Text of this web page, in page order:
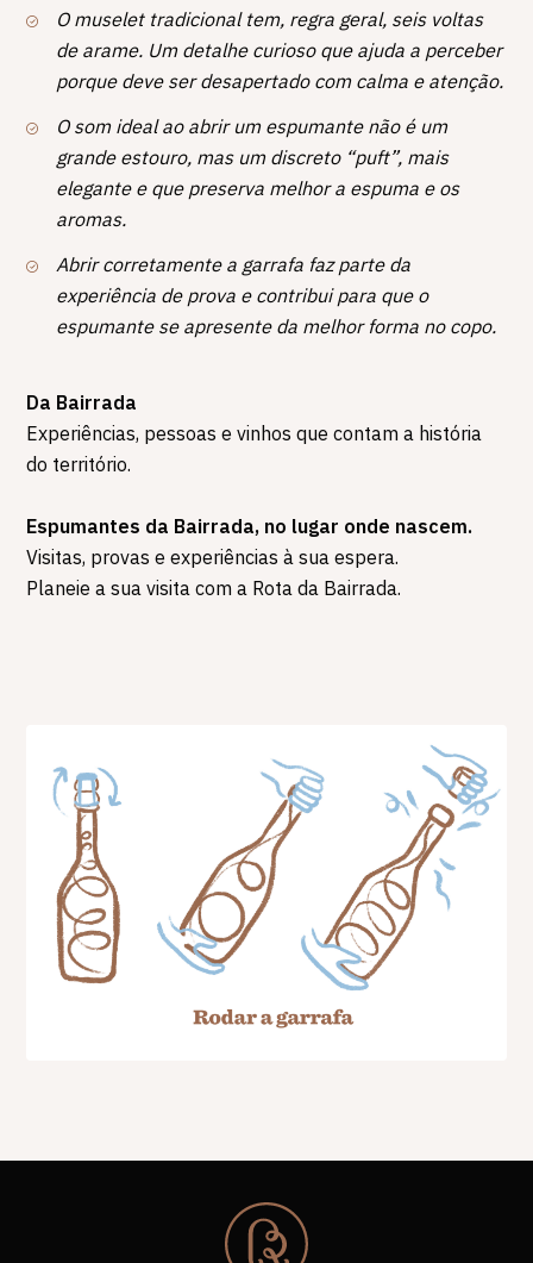
O muselet tradicional tem, regra geral, seis voltas
de arame. Um detalhe curioso que ajuda a perceber
porque deve ser desapertado com calma e atenção.
O som ideal ao abrir um espumante não é um
grande estouro, mas um discreto “puft”, mais
elegante e que preserva melhor a espuma e os
aromas.
Abrir corretamente a garrafa faz parte da
experiência de prova e contribui para que o
espumante se apresente da melhor forma no copo.
Da Bairrada
Experiências, pessoas e vinhos que contam a história
do território.
Espumantes da Bairrada, no lugar onde nascem.
Visitas, provas e experiências à sua espera.
Planeie a sua visita com a Rota da Bairrada.